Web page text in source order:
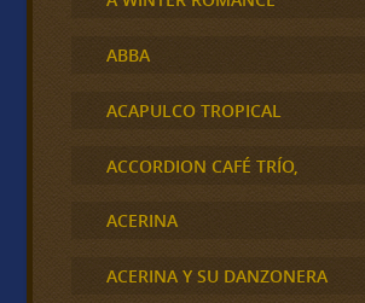
ABBA
ACAPULCO TROPICAL
ACCORDION CAFÉ TRÍO,
ACERINA
ACERINA Y SU DANZONERA